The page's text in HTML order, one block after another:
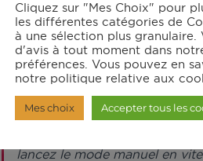
Garnissez un moule à tarte
recouvrez de perles de
Lavez et épluchez les
avec le disque râpé gros,
lancez le mode manuel en
Cliquez sur "Mes Choix" pour
les différentes catégories de
à une sélection plus granulaire.
d'avis à tout moment dans
préférences. Vous pouvez en
notre politique relative aux
Mes choix Accepter tous les